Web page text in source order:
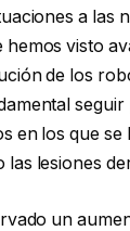
a las
hemos visto
de los
en los que
lesiones
un